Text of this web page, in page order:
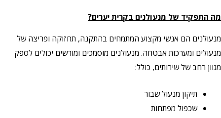
של מנעולנים בקרית יערים?
הם אנשי מקצוע המתמחים בהתקנה, תחזוקה ופריצה של
ומערכות אבטחה. מנעולנים מוסמכים ומורשים יכולים לספק
רחב של שירותים, כולל:
תיקון מנעול שבור
שכפול מפתחות